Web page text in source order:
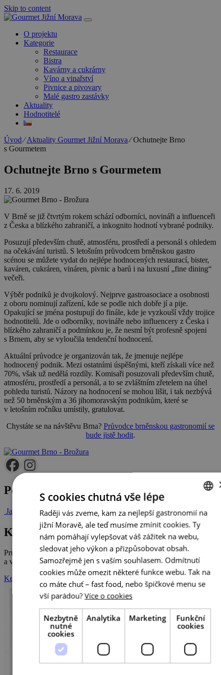
Skip to content
O projektu
Kategorie
Restaurace
Bistra
Kavárny a cukrárny
Víno a vinařství
Pivnice a pivovary
Malé gastro zastávky
Aktuality
Hodnotitelé
Úvod⁄Aktuality Gourmet Jižní Morava⁄Ochutnejte Brno
s Gourmetem
Ochutnejte Brno s Gourmetem
17. 6. 2019
V Brně se již čtvrtým rokem schází odborníci, novináři a influenceři
z Česka a blízkého zahraničí, a inkognito hodnotí vybrané podniky.
Posuzují především chutě, atmosféru, prostředí a personál s ohledem
na očekávání turistů. S letošním průvodcem brněnskou gastro
scénou se můžete vydat do nejlépe hodnocených restaurací, bister,
kaváren, cukráren, vináren, pivnic a barů i na luxusní „fine dining“
večeři.
Výběr podniků je dvojkolový. Nejprve gastroasociace a osobnosti
z oboru nominují zařízení, kde se podle nich dobře jí a pije.
Opakující se jména postupují do finále, kde je vyzkouší vždy trojice
hodnotitelů. Jde o odborníky, novináře nebo influencery z Česka i
blízkého zahraničí a podmínkou je, že nesmí být profesně spojeni
s Brnem, aby se vyloučila tendenční hodnocení.
Aktuální průvodce je organizován tak, že jmenuje nejlépe
hodnocený podnik. Mezi ostatními úspěšnými, kteří získali více než
70%, však už nedělá rozdíly. Komisaři posuzovali především chutě,
atmosféru, prostředí a personál, a to se zvláštním zřetelem na úhel
pohledu turistů. Názory na hodnocení se mohou lišit, i tak nezbývá
než 50 brněnským a 36 jihomoravským podnikům, které se
v letošním ročníku umístily, gratulovat.
Chystáte se na návštěvu Brna? Průvodce brněnskou gastronomií se
bude jistě hodit.
Post navigation
Jak chutná práce hodnotiteleProč v roce 2019 osmdesátky?!
Katalog Gourmet
Průvodce po úžasných restauracích, bistrech, kavárnách, vinařstvích
a vinotékách, pivnicích a pivovarech jižní Moravy!
Ke stažení
CZECH
ENGLISH
S cookies chutná vše lépe
Raději vás zveme, kam za nejlepší gastronomií na
jižní Moravě, ale teď musíme zmínit cookies. Ty
nám pomáhají vylepšovat váš zážitek na webu,
sledovat jeho výkon a přizpůsobovat obsah.
Samozřejmě jen s vaším souhlasem. Odmítnutí
cookies může omezit některé funkce webu. Tak na
co máte chuť – fast food, nebo špičkové menu se
vší parádou? Více o cookies
Nezbytně
nutné
cookies
Analytika Marketing
Funkční
cookies